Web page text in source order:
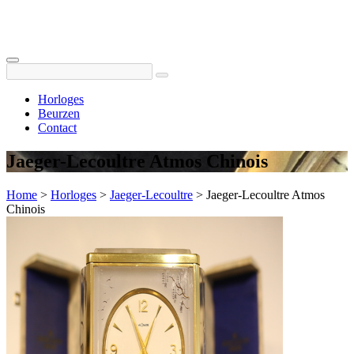
Horloges
Beurzen
Contact
Jaeger-Lecoultre Atmos Chinois
Home > Horloges > Jaeger-Lecoultre > Jaeger-Lecoultre Atmos
Chinois